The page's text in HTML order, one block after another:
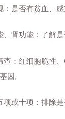
是否有贫血、感
肾功能：了解是
：红细胞脆性、
因。
十项：排除是